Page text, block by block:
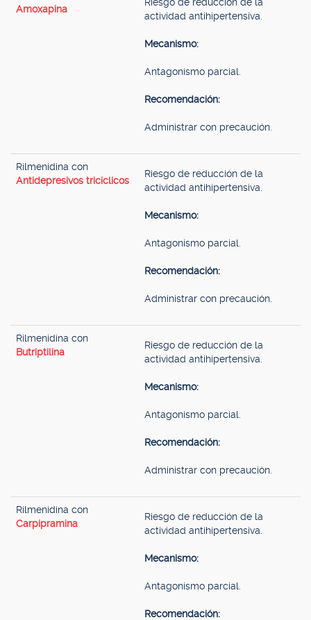
Amoxapina
actividad antihipertensiva.
Mecanismo:
Antagonismo parcial.
Recomendación:
Administrar con precaución.
Rilmenidina con
Antidepresivos tricíclicos
Riesgo de reducción de la
actividad antihipertensiva.
Mecanismo:
Antagonismo parcial.
Recomendación:
Administrar con precaución.
Rilmenidina con
Butriptilina
Riesgo de reducción de la
actividad antihipertensiva.
Mecanismo:
Antagonismo parcial.
Recomendación:
Administrar con precaución.
Rilmenidina con
Carpipramina
Riesgo de reducción de la
actividad antihipertensiva.
Mecanismo:
Antagonismo parcial.
Recomendación: